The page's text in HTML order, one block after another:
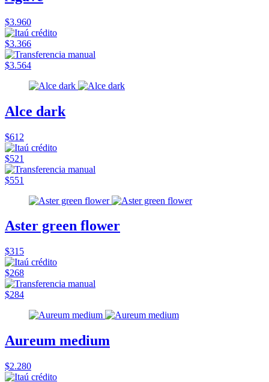
$3.960
$3.366
$3.564
Alce dark
$612
$521
$551
Aster green flower
$315
$268
$284
Aureum medium
$2.280